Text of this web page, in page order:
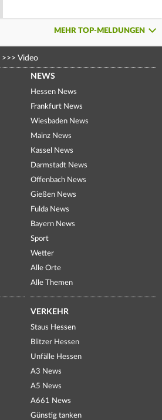
MEHR TOP-MELDUNGEN
>>> Video
NEWS
Hessen News
Frankfurt News
Wiesbaden News
Mainz News
Kassel News
Darmstadt News
Offenbach News
Gießen News
Fulda News
Bayern News
Sport
Wetter
Alle Orte
Alle Themen
VERKEHR
Staus Hessen
Blitzer Hessen
Unfälle Hessen
A3 News
A5 News
A661 News
Günstig tanken